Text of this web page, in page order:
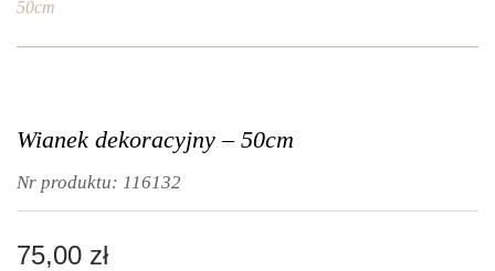
50cm
Wianek dekoracyjny – 50cm
Nr produktu: 116132
75,00 zł